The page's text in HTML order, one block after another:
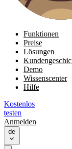
Funktionen
Preise
Lösungen
Demo
Wissenscenter
Hilfe
Kostenlos
testen
Anmelden
de